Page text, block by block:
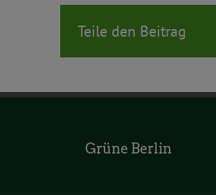
Teile den Beitrag
Grüne Berlin